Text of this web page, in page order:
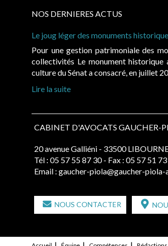
NOS DERNIERES ACTUS
Le joug léger des monuments
Pour une gestion patrimoniale des
collectivités Le monument
culture du Sénat a consacré, en juillet
Lire la suite
CABINET D'AVOCATS GAUCHER-
20 avenue Galliéni - 33500
Tél : 05 57 55 87 30 - Fax : 05 57 51
Email : gaucher-piola@gaucher-
NOUS CONTACTER